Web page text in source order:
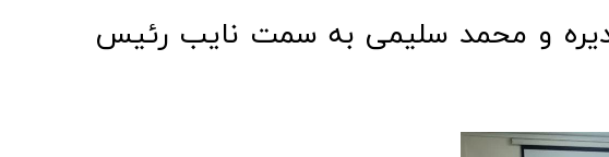
و محمد سلیمی به سمت نایب رئیس